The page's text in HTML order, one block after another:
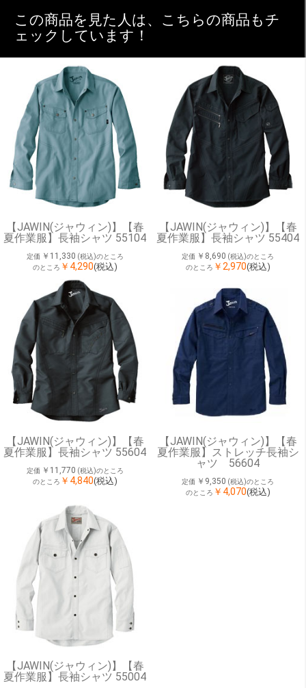
この商品を見た人は、こちらの商品もチ
ェックしています！
【JAWIN(ジャウィン)】【春
夏作業服】長袖シャツ 55104
定価 ￥11,330 (税込)のところ
のところ ￥4,290(税込)
【JAWIN(ジャウィン)】【春
夏作業服】長袖シャツ 55404
定価 ￥8,690 (税込)のところ
のところ ￥2,970(税込)
【JAWIN(ジャウィン)】【春
夏作業服】長袖シャツ 55604
定価 ￥11,770 (税込)のところ
のところ ￥4,840(税込)
【JAWIN(ジャウィン)】【春
夏作業服】ストレッチ長袖シ
ャツ 56604
定価 ￥9,350 (税込)のところ
のところ ￥4,070(税込)
【JAWIN(ジャウィン)】【春
夏作業服】長袖シャツ 55004